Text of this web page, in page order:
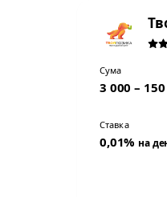
Сума
3 000 –
Ставка
0,01% на